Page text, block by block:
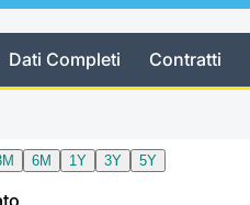
Dati Completi Contratti